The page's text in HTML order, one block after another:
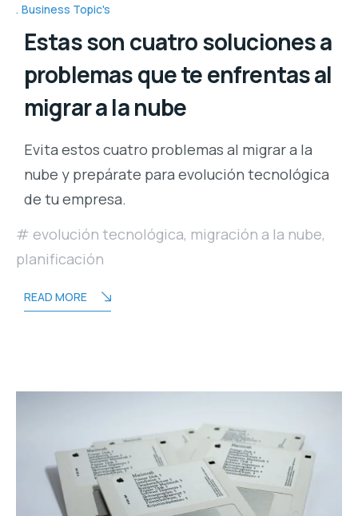
Business Topic's
Estas son cuatro soluciones a
problemas que te enfrentas al
migrar a la nube
Evita estos cuatro problemas al migrar a la
nube y prepárate para evolución tecnológica
de tu empresa.
evolución tecnológica, migración a la nube,
planificación
READ MORE